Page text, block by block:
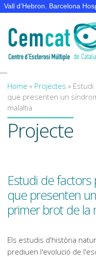
Vall d’Hebron. Barcelona
You are here
Home » Projectes »
que presenten un
malaltia
Projecte
Estudi de
que presenten
primer brot de la
Els estudis d'història
prediuen l'evolució de